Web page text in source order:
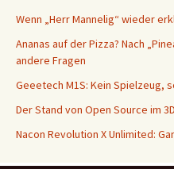
Wenn „Herr Mannelig“ wieder
Ananas auf der Pizza? Nach
andere Fragen
Geeetech M1S: Kein Spielzeug,
Der Stand von Open Source im
Nacon Revolution X Unlimited: